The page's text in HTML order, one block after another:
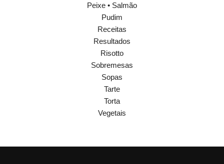
Peixe • Salmão
Pudim
Receitas
Resultados
Risotto
Sobremesas
Sopas
Tarte
Torta
Vegetais